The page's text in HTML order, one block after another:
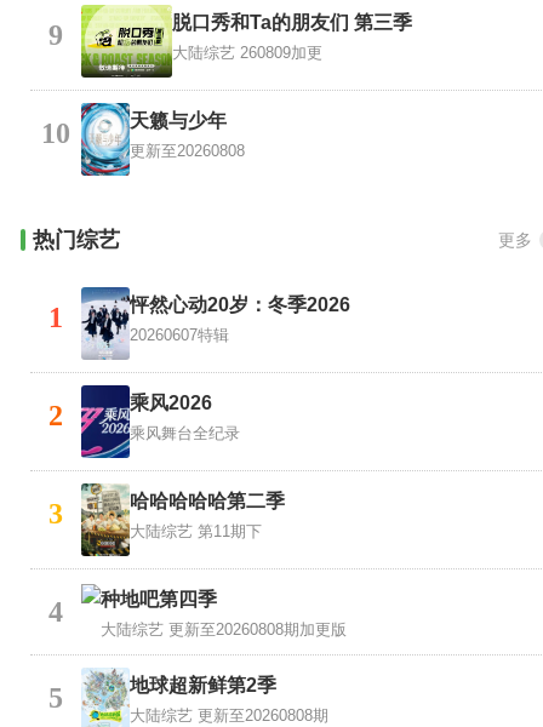
9 脱口秀和Ta的朋友们 第三季
大陆综艺 260809加更
10 天籁与少年
更新至20260808
热门综艺 更多
1 怦然心动20岁：冬季2026
20260607特辑
2 乘风2026
乘风舞台全纪录
3 哈哈哈哈哈第二季
大陆综艺 第11期下
4 种地吧第四季
大陆综艺 更新至20260808期加更版
5 地球超新鲜第2季
大陆综艺 更新至20260808期